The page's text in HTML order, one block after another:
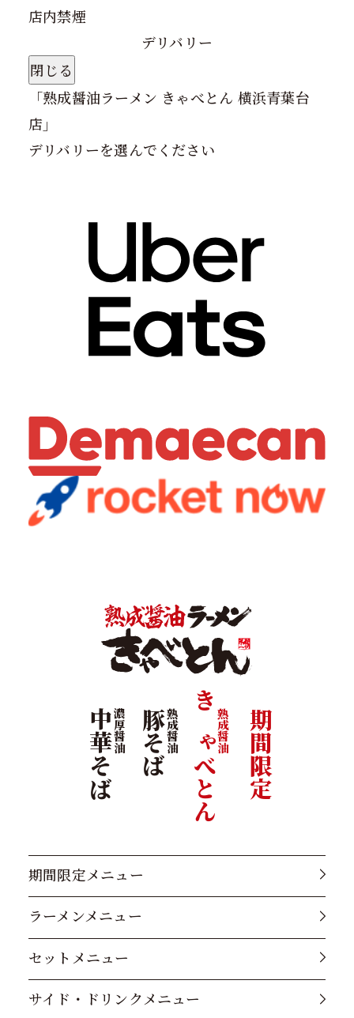
店内禁煙
デリバリー
閉じる
「熟成醤油ラーメン きゃべとん 横浜青葉台
店 」
デリバリーを選んでください
期間限定
熟成醤油
きゃべとん
熟成醤油
豚そば
濃厚醤油
中華そば
期間限定メニュー
ラーメンメニュー
セットメニュー
サイド・ドリンクメニュー